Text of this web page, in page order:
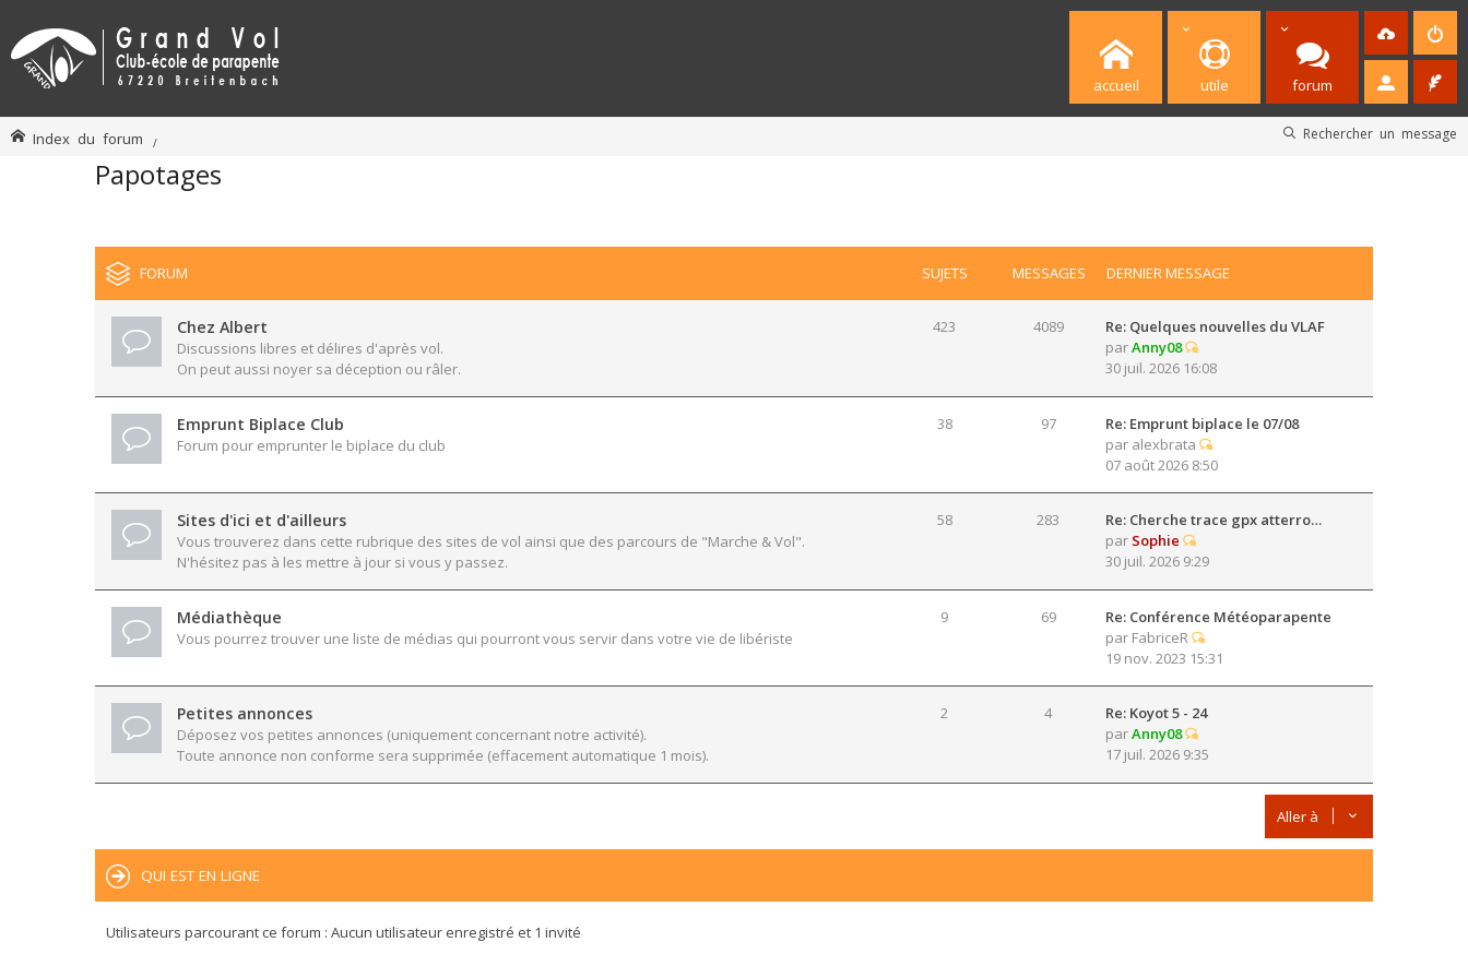
accueil utile forum
Rechercher un message
Index du forum
Papotages
FORUM SUJETS MESSAGES DERNIER MESSAGE
Chez Albert
Discussions libres et délires d'après vol.
On peut aussi noyer sa déception ou râler.
423 4089
Re: Quelques nouvelles du VLAF
parAnny08
30 juil. 2026 16:08
Emprunt Biplace Club
Forum pour emprunter le biplace du club
38 97
Re: Emprunt biplace le 07/08
par alexbrata
07 août 2026 8:50
Sites d'ici et d'ailleurs
Vous trouverez dans cette rubrique des sites de vol ainsi que des parcours de "Marche & Vol".
N'hésitez pas à les mettre à jour si vous y passez.
58 283
Re: Cherche trace gpx atterro…
par Sophie
30 juil. 2026 9:29
Médiathèque
Vous pourrez trouver une liste de médias qui pourront vous servir dans votre vie de libériste
9 69
Re: Conférence Météoparapente
par FabriceR
19 nov. 2023 15:31
Petites annonces
Déposez vos petites annonces (uniquement concernant notre activité).
Toute annonce non conforme sera supprimée (effacement automatique 1 mois).
2 4
Re: Koyot 5 - 24
parAnny08
17 juil. 2026 9:35
Aller à
QUI EST EN LIGNE
Utilisateurs parcourant ce forum : Aucun utilisateur enregistré et 1 invité